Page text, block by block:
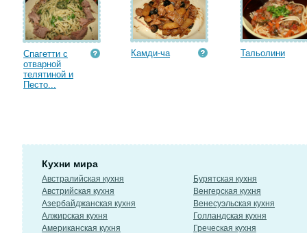
Спагетти с
отварной
телятиной и
Песто...
Камди-ча Тальолини
Кухни мира
Австралийская кухня
Австрийская кухня
Азербайджанская кухня
Алжирская кухня
Американская кухня
Бурятская кухня
Венгерская кухня
Венесуэльская кухня
Голландская кухня
Греческая кухня